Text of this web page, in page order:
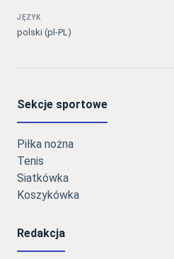
JĘZYK
polski (pl-PL)
Sekcje sportowe
Piłka nożna
Tenis
Siatkówka
Koszykówka
Redakcja